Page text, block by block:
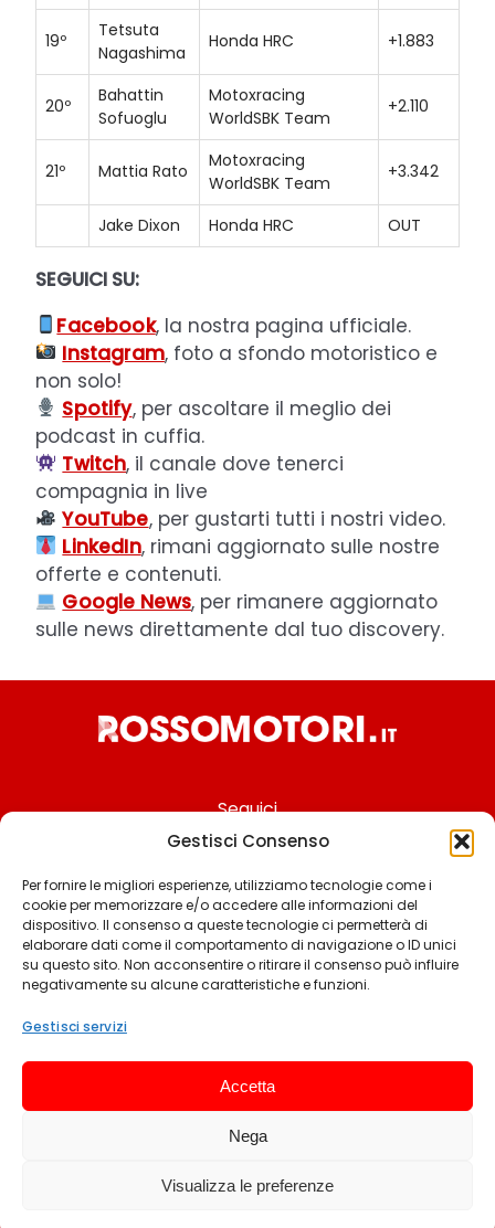
Gestisci Consenso
Per fornire le migliori esperienze, utilizziamo tecnologie come i
cookie per memorizzare e/o accedere alle informazioni del
dispositivo. Il consenso a queste tecnologie ci permetterà di
elaborare dati come il comportamento di navigazione o ID unici
su questo sito. Non acconsentire o ritirare il consenso può influire
negativamente su alcune caratteristiche e funzioni.
Gestisci servizi
Accetta
Nega
Visualizza le preferenze
19º
Tetsuta
Nagashima
Honda HRC +1.883
20º
Bahattin
Sofuoglu
Motoxracing
WorldSBK Team
+2.110
21º Mattia Rato
Motoxracing
WorldSBK Team
+3.342
Jake Dixon Honda HRC OUT
SEGUICI SU:
Facebook, la nostra pagina ufficiale.
Instagram, foto a sfondo motoristico e
non solo!
Spotify, per ascoltare il meglio dei
podcast in cuffia.
Twitch, il canale dove tenerci
compagnia in live
YouTube, per gustarti tutti i nostri video.
LinkedIn, rimani aggiornato sulle nostre
offerte e contenuti.
Google News, per rimanere aggiornato
sulle news direttamente dal tuo discovery.
Seguici
Chi siamo
Contattaci
Termini & Condizioni
Privacy policy
© 2025 Rossomotori.it. Tutti i diritti riservati.